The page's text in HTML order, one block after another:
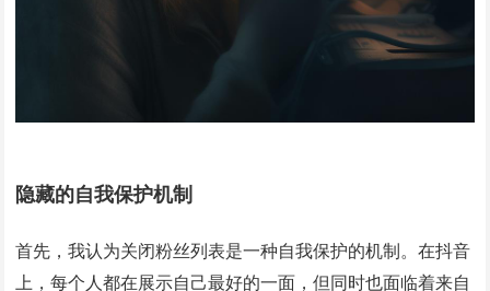
隐藏的自我保护机制
首先，我认为关闭粉丝列表是一种自我保护的机制。在抖音
上，每个人都在展示自己最好的一面，但同时也面临着来自